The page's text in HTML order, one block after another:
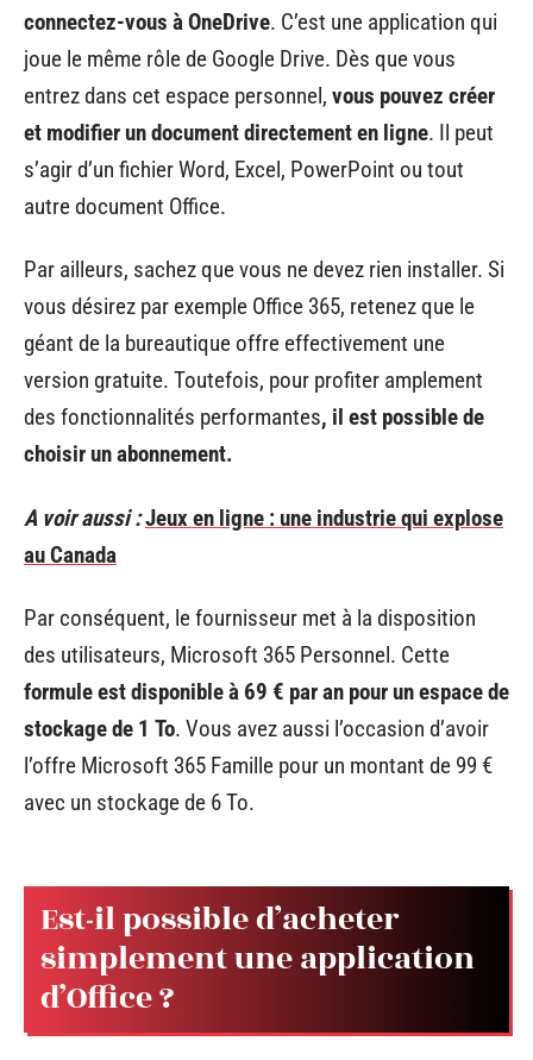
connectez-vous à OneDrive. C’est une application qui
joue le même rôle de Google Drive. Dès que vous
entrez dans cet espace personnel, vous pouvez créer
et modifier un document directement en ligne. Il peut
s’agir d’un fichier Word, Excel, PowerPoint ou tout
autre document Office.
Par ailleurs, sachez que vous ne devez rien installer. Si
vous désirez par exemple Office 365, retenez que le
géant de la bureautique offre effectivement une
version gratuite. Toutefois, pour profiter amplement
des fonctionnalités performantes, il est possible de
choisir un abonnement.
A voir aussi :Jeux en ligne : une industrie qui explose
au Canada
Par conséquent, le fournisseur met à la disposition
des utilisateurs, Microsoft 365 Personnel. Cette
formule est disponible à 69 € par an pour un espace de
stockage de 1 To. Vous avez aussi l’occasion d’avoir
l’offre Microsoft 365 Famille pour un montant de 99 €
avec un stockage de 6 To.
Est-il possible d’acheter
simplement une application
d’Office ?